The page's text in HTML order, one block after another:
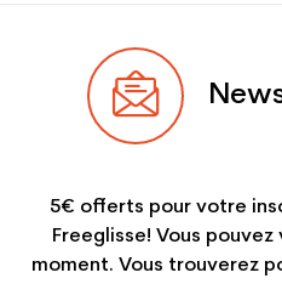
5€ offerts pour votre
Freeglisse! Vous
moment. Vous trouverez